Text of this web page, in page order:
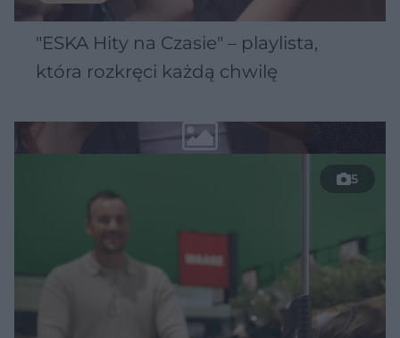
"ESKA Hity na Czasie" – playlista,
która rozkręci każdą chwilę
5